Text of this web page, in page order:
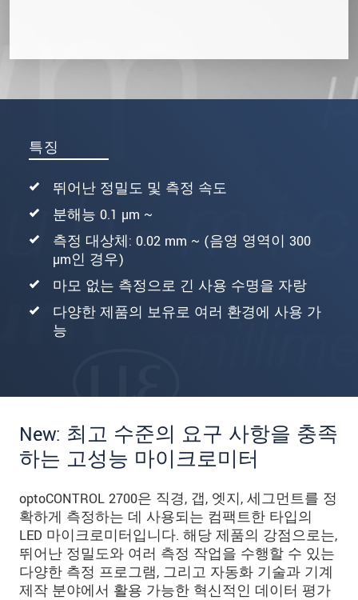
특징
뛰어난 정밀도 및 측정 속도
분해능 0.1 µm ~
측정 대상체: 0.02 mm ~ (음영 영역이 300
µm인 경우)
마모 없는 측정으로 긴 사용 수명을 자랑
다양한 제품의 보유로 여러 환경에 사용 가
능
New: 최고 수준의 요구 사항을 충족
하는 고성능 마이크로미터
optoCONTROL 2700은 직경, 갭, 엣지, 세그먼트를 정
확하게 측정하는 데 사용되는 컴팩트한 타입의
LED 마이크로미터입니다. 해당 제품의 강점으로는,
뛰어난 정밀도와 여러 측정 작업을 수행할 수 있는
다양한 측정 프로그램, 그리고 자동화 기술과 기계
제작 분야에서 활용 가능한 혁신적인 데이터 평가